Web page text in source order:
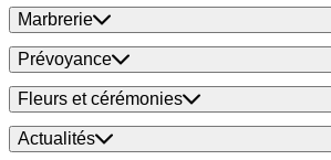
Marbrerie
Prévoyance
Fleurs et cérémonies
Actualités